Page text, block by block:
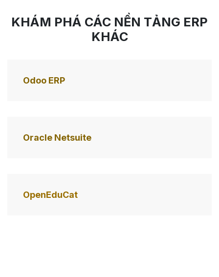
KHÁM PHÁ CÁC NỀN TẢNG ERP
KHÁC
Odoo ERP
Oracle Netsuite
OpenEduCat